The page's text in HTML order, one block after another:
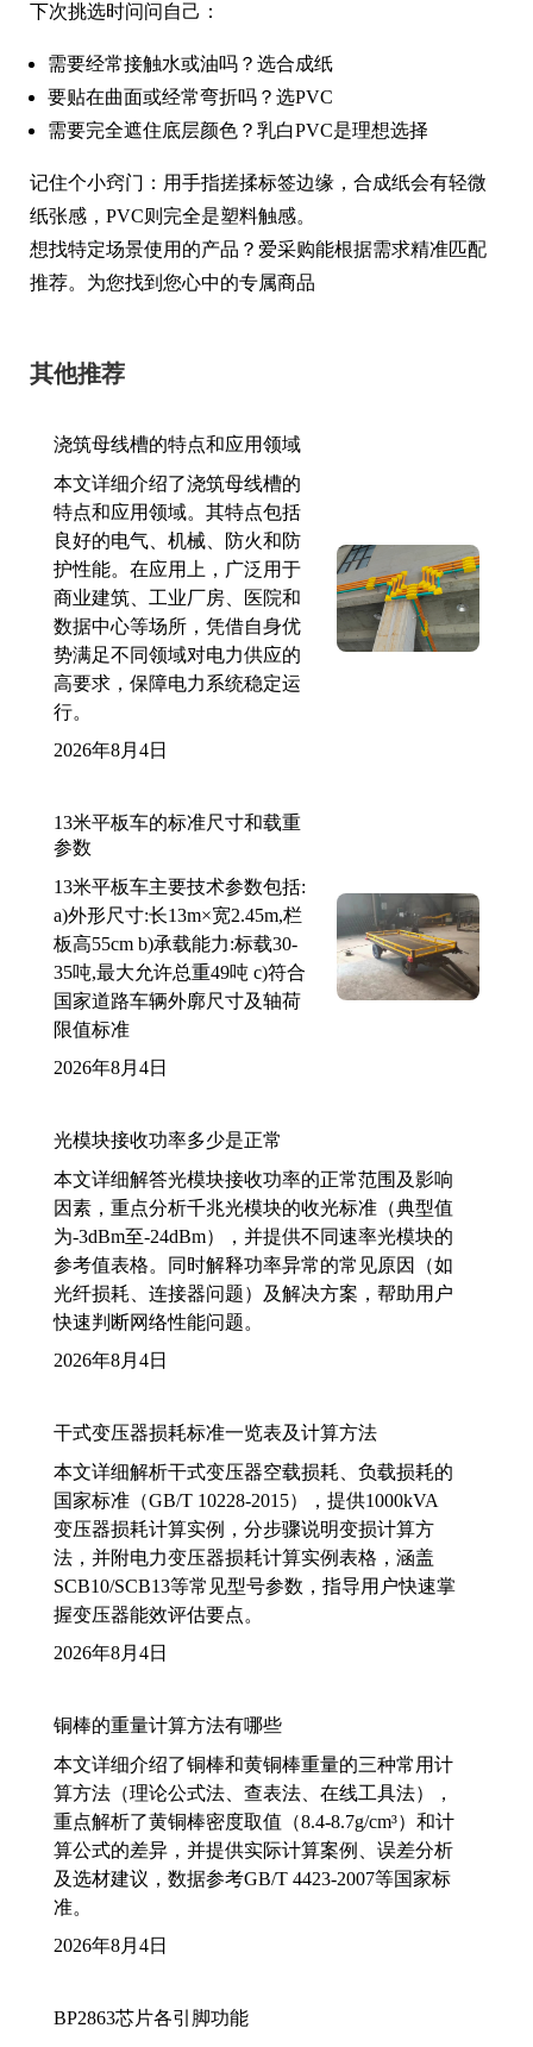
下次挑选时问问自己：
需要经常接触水或油吗？选合成纸
要贴在曲面或经常弯折吗？选PVC
需要完全遮住底层颜色？乳白PVC是理想选择
记住个小窍门：用手指搓揉标签边缘，合成纸会有轻微
纸张感，PVC则完全是塑料触感。
想找特定场景使用的产品？爱采购能根据需求精准匹配
推荐。为您找到您心中的专属商品
其他推荐
浇筑母线槽的特点和应用领域
本文详细介绍了浇筑母线槽的
特点和应用领域。其特点包括
良好的电气、机械、防火和防
护性能。在应用上，广泛用于
商业建筑、工业厂房、医院和
数据中心等场所，凭借自身优
势满足不同领域对电力供应的
高要求，保障电力系统稳定运
行。
2026年8月4日
13米平板车的标准尺寸和载重
参数
13米平板车主要技术参数包括:
a)外形尺寸:长13m×宽2.45m,栏
板高55cm b)承载能力:标载30-
35吨,最大允许总重49吨 c)符合
国家道路车辆外廓尺寸及轴荷
限值标准
2026年8月4日
光模块接收功率多少是正常
本文详细解答光模块接收功率的正常范围及影响
因素，重点分析千兆光模块的收光标准（典型值
为-3dBm至-24dBm），并提供不同速率光模块的
参考值表格。同时解释功率异常的常见原因（如
光纤损耗、连接器问题）及解决方案，帮助用户
快速判断网络性能问题。
2026年8月4日
干式变压器损耗标准一览表及计算方法
本文详细解析干式变压器空载损耗、负载损耗的
国家标准（GB/T 10228-2015），提供1000kVA
变压器损耗计算实例，分步骤说明变损计算方
法，并附电力变压器损耗计算实例表格，涵盖
SCB10/SCB13等常见型号参数，指导用户快速掌
握变压器能效评估要点。
2026年8月4日
铜棒的重量计算方法有哪些
本文详细介绍了铜棒和黄铜棒重量的三种常用计
算方法（理论公式法、查表法、在线工具法），
重点解析了黄铜棒密度取值（8.4-8.7g/cm³）和计
算公式的差异，并提供实际计算案例、误差分析
及选材建议，数据参考GB/T 4423-2007等国家标
准。
2026年8月4日
BP2863芯片各引脚功能